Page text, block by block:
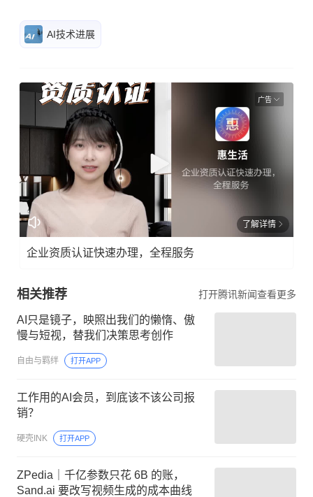
AI技术进展
广告
了解详情
企业资质认证快速办理，全程服务
相关推荐 打开腾讯新闻查看更多
AI只是镜子，映照出我们的懒惰、傲
慢与短视，替我们决策思考创作
自由与羁绊 打开APP
工作用的AI会员，到底该不该公司报
销？
硬壳INK 打开APP
ZPedia｜千亿参数只花 6B 的账，
Sand.ai 要改写视频生成的成本曲线